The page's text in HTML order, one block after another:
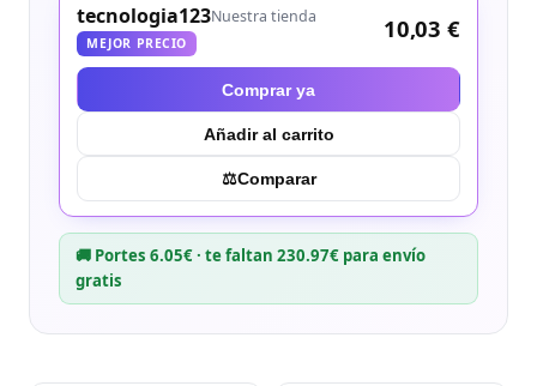
tecnologia123Nuestra tienda
MEJOR PRECIO
10,03 €
Comprar ya
Añadir al carrito
⚖︎Comparar
🚚 Portes 6.05€ · te faltan 230.97€ para envío
gratis